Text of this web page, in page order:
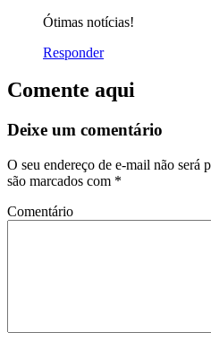
Ótimas notícias!
Responder
Comente aqui
Deixe um comentário
O seu endereço de e-mail não será
são marcados com *
Comentário